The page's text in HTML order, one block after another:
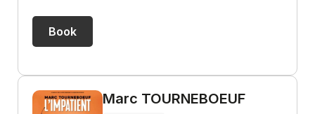
Book
Marc TOURNEBOEUF